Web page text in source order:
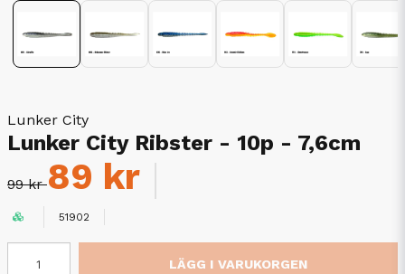
Lunker City
Lunker City Ribster - 10p - 7,6cm
99 kr89 kr
51902
LÄGG I VARUKORGEN